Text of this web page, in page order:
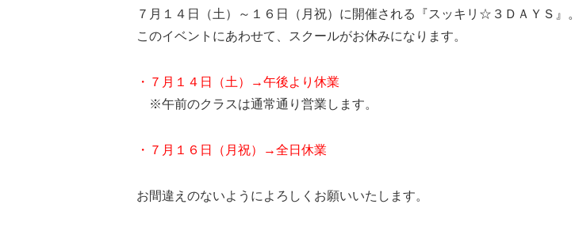
７月１４日（土）～１６日（月祝）に開催される『スッキリ☆３ＤＡＹＳ』。
このイベントにあわせて、スクールがお休みになります。
・７月１４日（土）→午後より休業
※午前のクラスは通常通り営業します。
・７月１６日（月祝）→全日休業
お間違えのないようによろしくお願いいたします。